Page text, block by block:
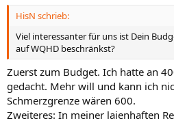
HisN schrieb:
Viel interessanter für uns ist Dein
auf WQHD beschränkst?
Zuerst zum Budget. Ich hatte an
gedacht. Mehr will und kann ich
Schmerzgrenze wären 600.
Zweiteres: In meiner laienhaften